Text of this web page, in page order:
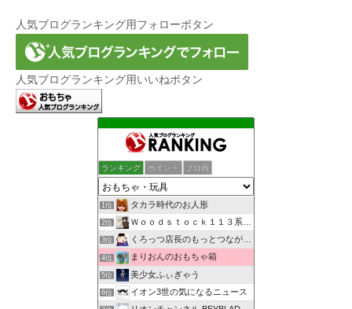
人気ブログランキング用フォローボタン
人気ブログランキング用いいねボタン
ランキング ポイント ブロ画
1位 タカラ時代のお人形
2位 Ｗｏｏｄｓｔｏｃｋ１１３系・創作館
3位 くろっつ店長のもっとつながるブログ
4位 まりおんのおもちゃ箱
5位 美少女ふぃぎゃう
6位 イオン3世の気になるニュース